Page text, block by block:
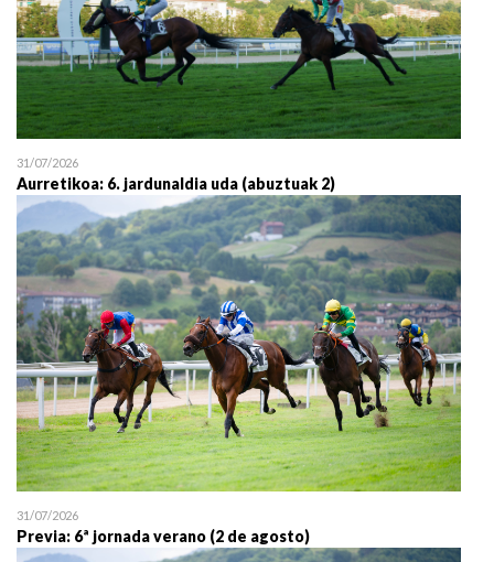
31/07/2026
Aurretikoa: 6. jardunaldia uda (abuztuak 2)
31/07/2026
Previa: 6ª jornada verano (2 de agosto)